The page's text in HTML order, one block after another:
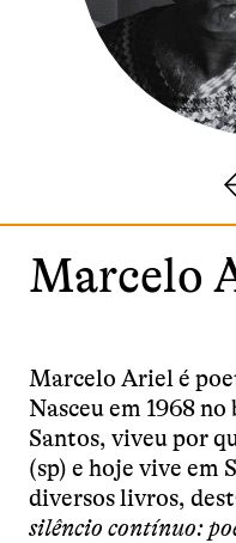
Marcelo
Marcelo Ariel é
Nasceu em 1968
Santos, viveu por
(sp) e hoje vive em
diversos livros,
silêncio contínuo: